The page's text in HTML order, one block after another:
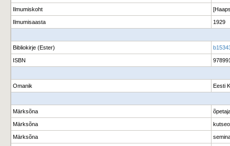
Ilmumiskoht
Ilmumisaasta 1929
Bibliokirje (Ester)
ISBN
Omanik Eesti
Märksõna
Märksõna
Märksõna